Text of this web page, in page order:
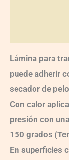
Lámina para
puede adherir
secador de
Con calor
presión con
150 grados
En superficies